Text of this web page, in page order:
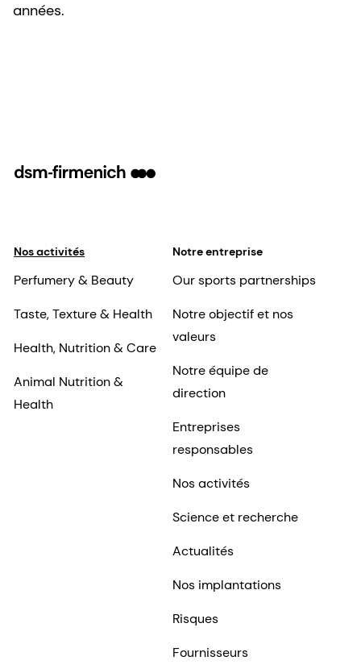
années.
Nos activités
Perfumery & Beauty
Taste, Texture & Health
Health, Nutrition & Care
Animal Nutrition &
Health
Notre entreprise
Our sports partnerships
Notre objectif et nos
valeurs
Notre équipe de
direction
Entreprises
responsables
Nos activités
Science et recherche
Actualités
Nos implantations
Risques
Fournisseurs